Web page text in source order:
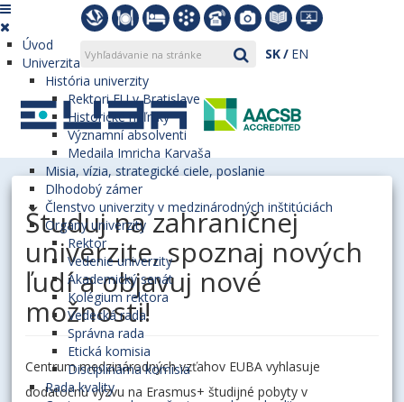
SK EN
Úvod
Univerzita
História univerzity
Rektori EU v Bratislave
Historické míľniky
Významní absolventi
Medaila Imricha Karvaša
Misia, vízia, strategické ciele, poslanie
Dlhodobý zámer
Členstvo univerzity v medzinárodných inštitúciách
Orgány univerzity
Rektor
Vedenie univerzity
Akademický senát
Kolégium rektora
Vedecká rada
Správna rada
Etická komisia
Disciplinárna komisia
Rada kvality
Študuj na zahraničnej
univerzite, spoznaj nových
ľudí a objavuj nové
možnosti!
Centrum medzinárodných vzťahov EUBA vyhlasuje
dodatočnú výzvu na Erasmus+ študijné pobyty v